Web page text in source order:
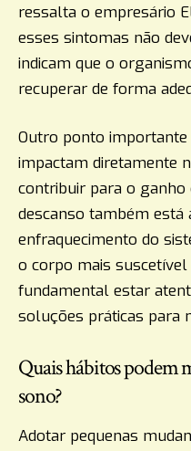
ressalta o empresário
esses sintomas não
indicam que o
recuperar de forma
Outro ponto
impactam diretamente
contribuir para o ganho
descanso também está
enfraquecimento do
o corpo mais suscetível
fundamental estar
soluções práticas para
Quais hábitos podem
sono?
Adotar pequenas